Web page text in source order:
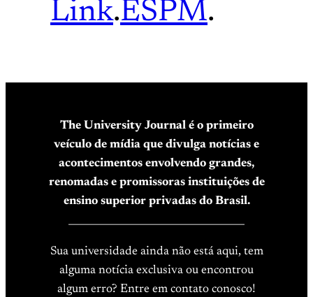
Link.ESPM.
The University Journal é o primeiro
veículo de mídia que divulga notícias e
acontecimentos envolvendo grandes,
renomadas e promissoras instituições de
ensino superior privadas do Brasil.
Sua universidade ainda não está aqui, tem
alguma notícia exclusiva ou encontrou
algum erro? Entre em contato conosco!